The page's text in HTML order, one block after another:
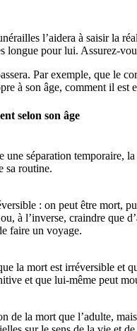
l’aidera à saisir la
longue pour lui. Assurez-
Par exemple, que le
à son âge, comment il est
selon son âge
séparation temporaire,
sa routine.
: on peut être mort,
à l’inverse, craindre que
faire un voyage.
la mort est irréversible et
et que lui-même peut
de la mort que l’adulte,